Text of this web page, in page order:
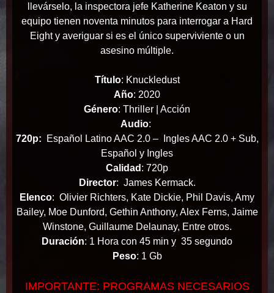
llevárselo, la inspectora jefe Katherine Keaton y su
equipo tienen noventa minutos para interrogar a Hard
Eight y averiguar si es el único superviviente o un
asesino múltiple.
Título: Knuckledust
Año: 2020
Género: Thriller | Acción
Audio:
720p:
Español Latino AAC 2.0 – Ingles AAC 2.0 + Sub,
Español y Ingles
Calidad : 720p
Director: James Kermack.
Elenco: Olivier Richters, Kate Dickie, Phil Davis, Amy
Bailey, Moe Dunford, Gethin Anthony, Alex Ferns, Jaime
Winstone, Guillaume Delaunay, Entre otros.
Duración: 1 Hora con 45 min y 35 segundo
Peso: 1 Gb
IMPORTANTE: PROGRAMAS NECESARIOS